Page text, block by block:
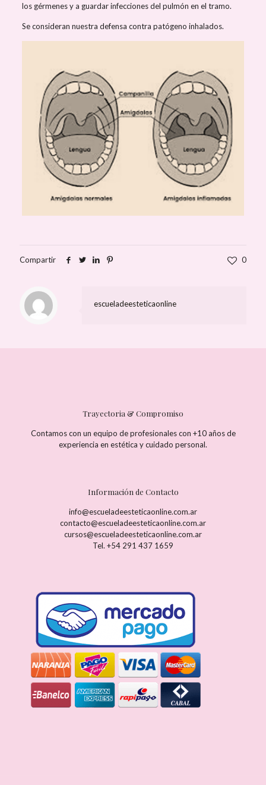
los gérmenes y a guardar infecciones del pulmón en el tramo.
Se consideran nuestra defensa contra patógeno inhalados.
Compartir 0
escueladeesteticaonline
Trayectoria & Compromiso
Contamos con un equipo de profesionales con +10 años de
experiencia en estética y cuidado personal.
Información de Contacto
info@escueladeesteticaonline.com.ar
contacto@escueladeesteticaonline.com.ar
cursos@escueladeesteticaonline.com.ar
Tel. +54 291 437 1659